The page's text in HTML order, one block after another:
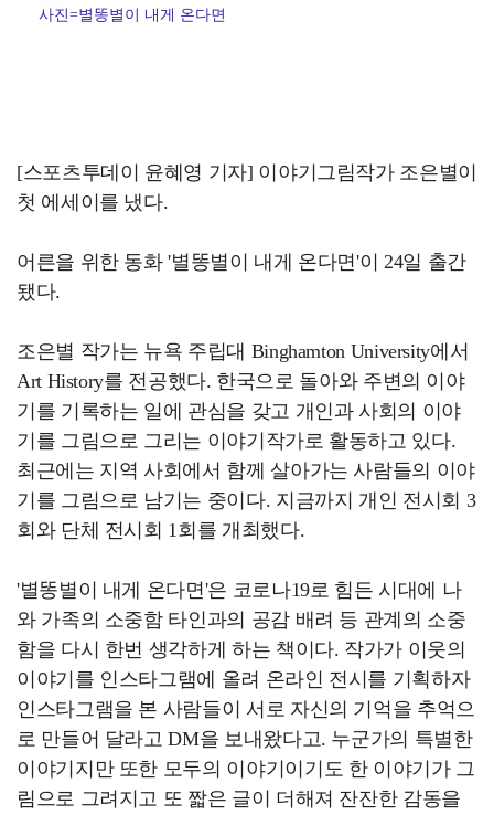
사진=별똥별이 내게 온다면
[스포츠투데이 윤혜영 기자] 이야기그림작가 조은별이
첫 에세이를 냈다.
어른을 위한 동화 '별똥별이 내게 온다면'이 24일 출간
됐다.
조은별 작가는 뉴욕 주립대 Binghamton University에서
Art History를 전공했다. 한국으로 돌아와 주변의 이야
기를 기록하는 일에 관심을 갖고 개인과 사회의 이야
기를 그림으로 그리는 이야기작가로 활동하고 있다.
최근에는 지역 사회에서 함께 살아가는 사람들의 이야
기를 그림으로 남기는 중이다. 지금까지 개인 전시회 3
회와 단체 전시회 1회를 개최했다.
'별똥별이 내게 온다면'은 코로나19로 힘든 시대에 나
와 가족의 소중함 타인과의 공감 배려 등 관계의 소중
함을 다시 한번 생각하게 하는 책이다. 작가가 이웃의
이야기를 인스타그램에 올려 온라인 전시를 기획하자
인스타그램을 본 사람들이 서로 자신의 기억을 추억으
로 만들어 달라고 DM을 보내왔다고. 누군가의 특별한
이야기지만 또한 모두의 이야기이기도 한 이야기가 그
림으로 그려지고 또 짧은 글이 더해져 잔잔한 감동을